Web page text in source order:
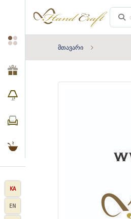
KA
EN
მთავარი